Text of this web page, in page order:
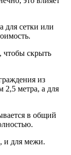
для сетки или
чтобы скрыть
из
2,5 метра, а для
в общий
и для межи.